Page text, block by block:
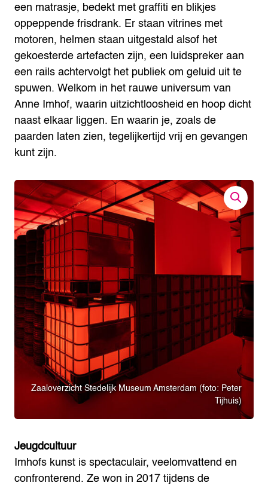
een matrasje, bedekt met graffiti en blikjes
oppeppende frisdrank. Er staan vitrines met
motoren, helmen staan uitgestald alsof het
gekoesterde artefacten zijn, een luidspreker aan
een rails achtervolgt het publiek om geluid uit te
spuwen. Welkom in het rauwe universum van
Anne Imhof, waarin uitzichtloosheid en hoop dicht
naast elkaar liggen. En waarin je, zoals de
paarden laten zien, tegelijkertijd vrij en gevangen
kunt zijn.
Zaaloverzicht Stedelijk Museum Amsterdam (foto: Peter
Tijhuis)
Jeugdcultuur
Imhofs kunst is spectaculair, veelomvattend en
confronterend. Ze won in 2017 tijdens de